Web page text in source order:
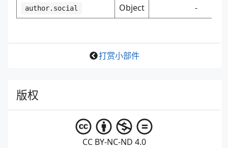
author.social Object -
打赏小部件
版权
CC BY-NC-ND 4.0